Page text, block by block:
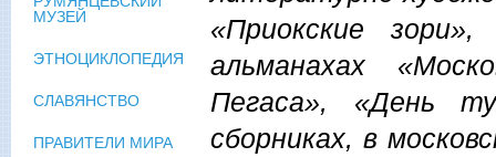
«Приокские
альманахах
Пегаса», «День
сборниках, в
МУЗЕЙ
ЭТНОЦИКЛОПЕДИЯ
СЛАВЯНСТВО
ПРАВИТЕЛИ МИРА